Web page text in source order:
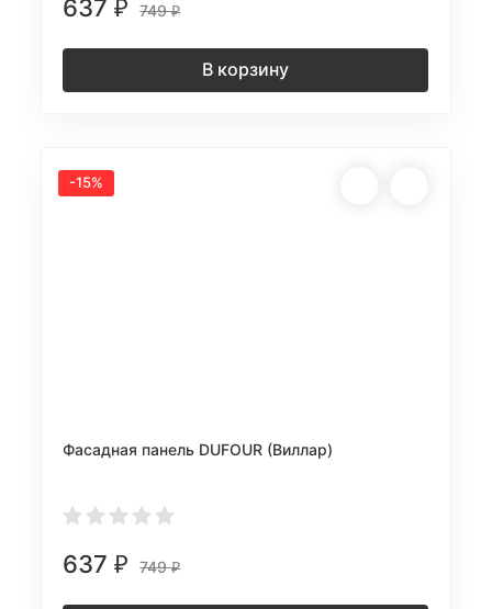
637₽ 749₽
В корзину
-15%
Фасадная панель DUFOUR (Виллар)
637₽ 749₽